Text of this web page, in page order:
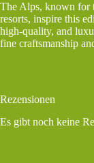
The Alps, known for
resorts, inspire this
high-quality, and
fine craftsmanship
Rezensionen
Es gibt noch keine